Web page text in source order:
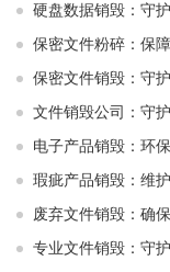
硬盘数据销毁：守
保密文件粉碎：保
保密文件销毁：守
文件销毁公司：守
电子产品销毁：环
瑕疵产品销毁：维
废弃文件销毁：确
专业文件销毁：守